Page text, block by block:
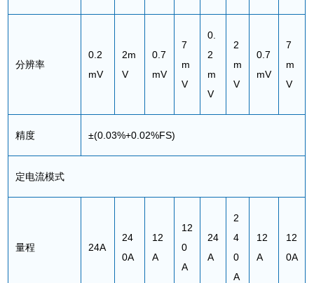
分辨率
0.2
mV
2m
V
0.7
mV
7
m
V
0.
2
m
V
2
m
V
0.7
mV
7
m
V
精度 ±(0.03%+0.02%FS)
定电流模式
量程 24A
24
0A
12
A
12
0
A
24
A
2
4
0
A
12
A
12
0A